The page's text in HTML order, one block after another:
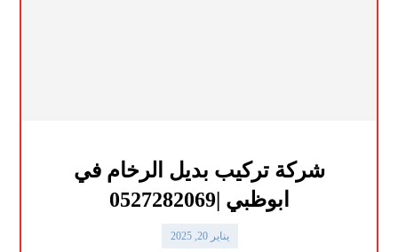
شركة تركيب بديل الرخام في
ابوظبي |0527282069
يناير 20, 2025